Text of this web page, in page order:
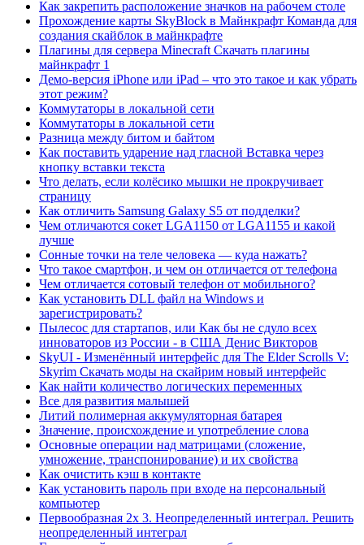
Как закрепить расположение значков на рабочем столе
Прохождение карты SkyBlock в Майнкрафт Команда для
создания скайблок в майнкрафте
Плагины для сервера Minecraft Скачать плагины
майнкрафт 1
Демо-версия iPhone или iPad – что это такое и как убрать
этот режим?
Коммутаторы в локальной сети
Коммутаторы в локальной сети
Разница между битом и байтом
Как поставить ударение над гласной Вставка через
кнопку вставки текста
Что делать, если колёсико мышки не прокручивает
страницу
Как отличить Samsung Galaxy S5 от подделки?
Чем отличаются сокет LGA1150 от LGA1155 и какой
лучше
Сонные точки на теле человека — куда нажать?
Что такое смартфон, и чем он отличается от телефона
Чем отличается сотовый телефон от мобильного?
Как установить DLL файл на Windows и
зарегистрировать?
Пылесос для стартапов, или Как бы не сдуло всех
инноваторов из России - в США Денис Викторов
SkyUI - Изменённый интерфейс для The Elder Scrolls V:
Skyrim Скачать моды на скайрим новый интерфейс
Как найти количество логических переменных
Все для развития малышей
Литий полимерная аккумуляторная батарея
Значение, происхождение и употребление слова
Основные операции над матрицами (сложение,
умножение, транспонирование) и их свойства
Как очистить кэш в контакте
Как установить пароль при входе на персональный
компьютер
Первообразная 2х 3. Неопределенный интеграл. Решить
неопределенный интеграл